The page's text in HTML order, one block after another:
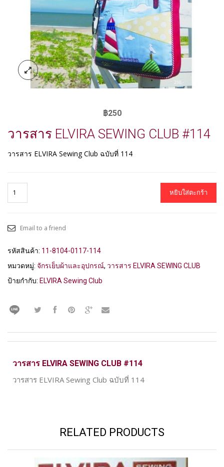
฿250
วารสาร ELVIRA SEWING CLUB #114
วารสาร ELVIRA Sewing Club ฉบับที่ 114
หยิบใส่ตะกร้า
Email to a friend
รหัสสินค้า: 11-8104-0117-114
หมวดหมู่: จักรเย็บผ้าและอุปกรณ์, วารสาร ELVIRA SEWING CLUB
ป้ายกำกับ: ELVIRA Sewing Club
วารสาร ELVIRA SEWING CLUB #114
วารสาร ELVIRA Sewing Club ฉบับที่ 114
RELATED PRODUCTS